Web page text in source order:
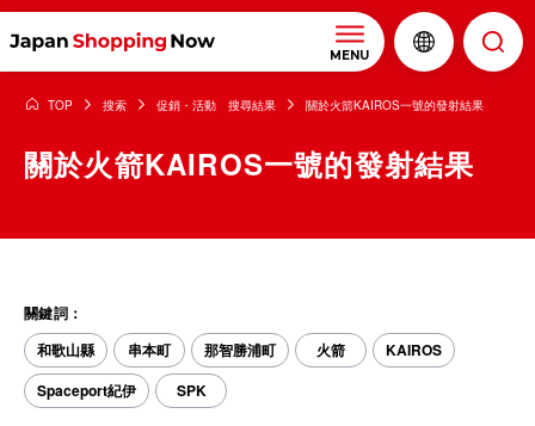
MENU
TOP 搜索 促銷・活動 搜尋結果 關於火箭KAIROS一號的發射結果
關於火箭KAIROS一號的發射結果
關鍵詞：
和歌山縣
串本町 那智勝浦町 火箭
KAIROS
Spaceport紀伊
SPK